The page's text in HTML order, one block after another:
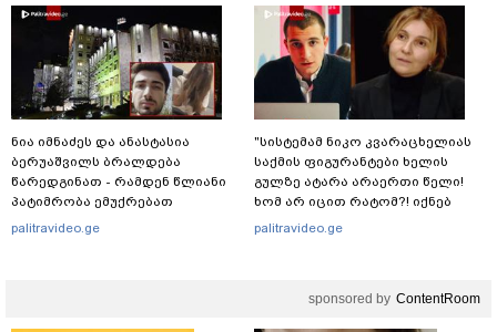
ნია იმნაძეს და ანასტასია
ბერუაშვილს ბრალდება
წარედგინათ - რამდენ წლიანი
პატიმრობა ემუქრებათ
არასრულწლოვნებს?
palitravideo.ge
"სისტემამ ნიკო კვარაცხელიას
საქმის ფიგურანტები ხელის
გულზე ატარა არაერთი წელი!
ხომ არ იცით რატომ?! იქნებ
იმიტომ რომ თავად
palitravideo.ge
sponsored by ContentRoom